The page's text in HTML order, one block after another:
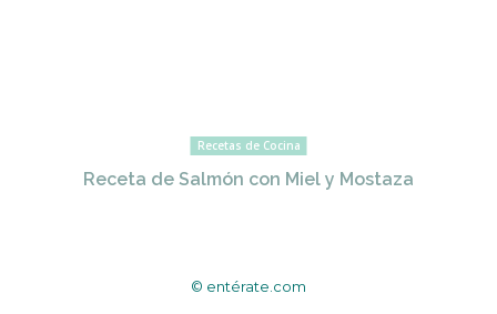
Recetas de Cocina
Receta de Salmón con Miel y Mostaza
© entérate.com